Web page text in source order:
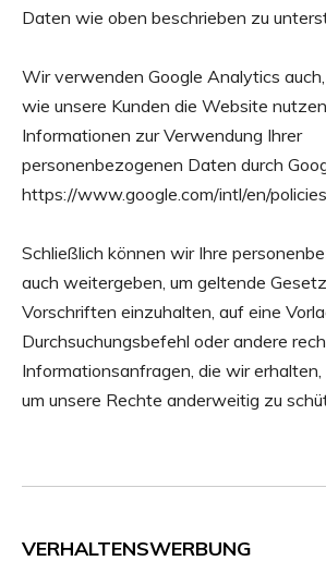
Daten wie oben beschrieben zu
Wir verwenden Google Analytics
wie unsere Kunden die Website
Informationen zur Verwendung Ihrer
personenbezogenen Daten durch
https://www.google.com/intl/en/
Schließlich können wir Ihre
auch weitergeben, um geltende
Vorschriften einzuhalten, auf eine
Durchsuchungsbefehl oder andere
Informationsanfragen, die wir
um unsere Rechte anderweitig zu
VERHALTENSWERBUNG